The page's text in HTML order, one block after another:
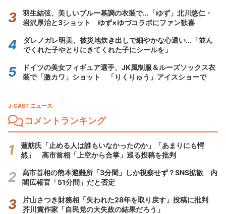
羽生結弦、美しいブルー基調の衣装で...「ゆず」北川悠仁・
岩沢厚治と3ショット ゆず×ゆづコラボにファン歓喜
ダレノガレ明美、被災地炊き出しで細やかな心遣い...「並ん
でくれた子やとりにきてくれた子にシールを」
ドイツの美女フィギュア選手、JK風制服＆ルーズソックス衣
装で「激カワ」ショット 「りくりゅう」アイスショーで
J-CAST ニュース
コメントランキング
蓮舫氏「止める人は誰もいなかったのか」「あまりにも愕
然」 高市首相「上空から合掌」巡る投稿を批判
高市首相の熊本避難所「3分間」しか視察せず？SNS拡散 内
閣広報官「51分間」だと否定
片山さつき財務相「失われた28年を取り戻す」投稿に批判
芥川賞作家「自民党の大失政の結果だろう」